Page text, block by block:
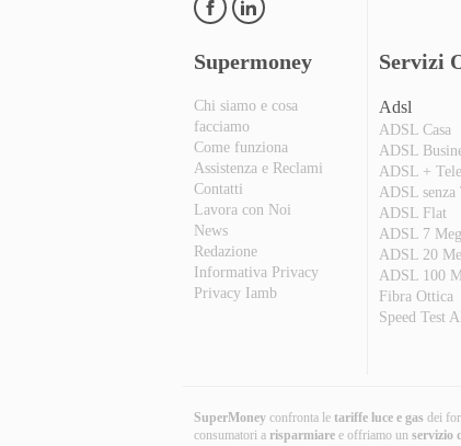
Supermoney
Chi siamo e cosa
facciamo
Come funziona
Assistenza e Reclami
Contatti
Lavora con Noi
News
Redazione
Informativa Privacy
Privacy Iamb
Servizi
Adsl
ADSL Casa
ADSL
ADSL +
ADSL senza
ADSL Flat
ADSL 7
ADSL 20
ADSL 100
Fibra Ottica
Speed Test
SuperMoney confronta le tariffe luce e gas dei
consumatori a risparmiare e offriamo un servizio